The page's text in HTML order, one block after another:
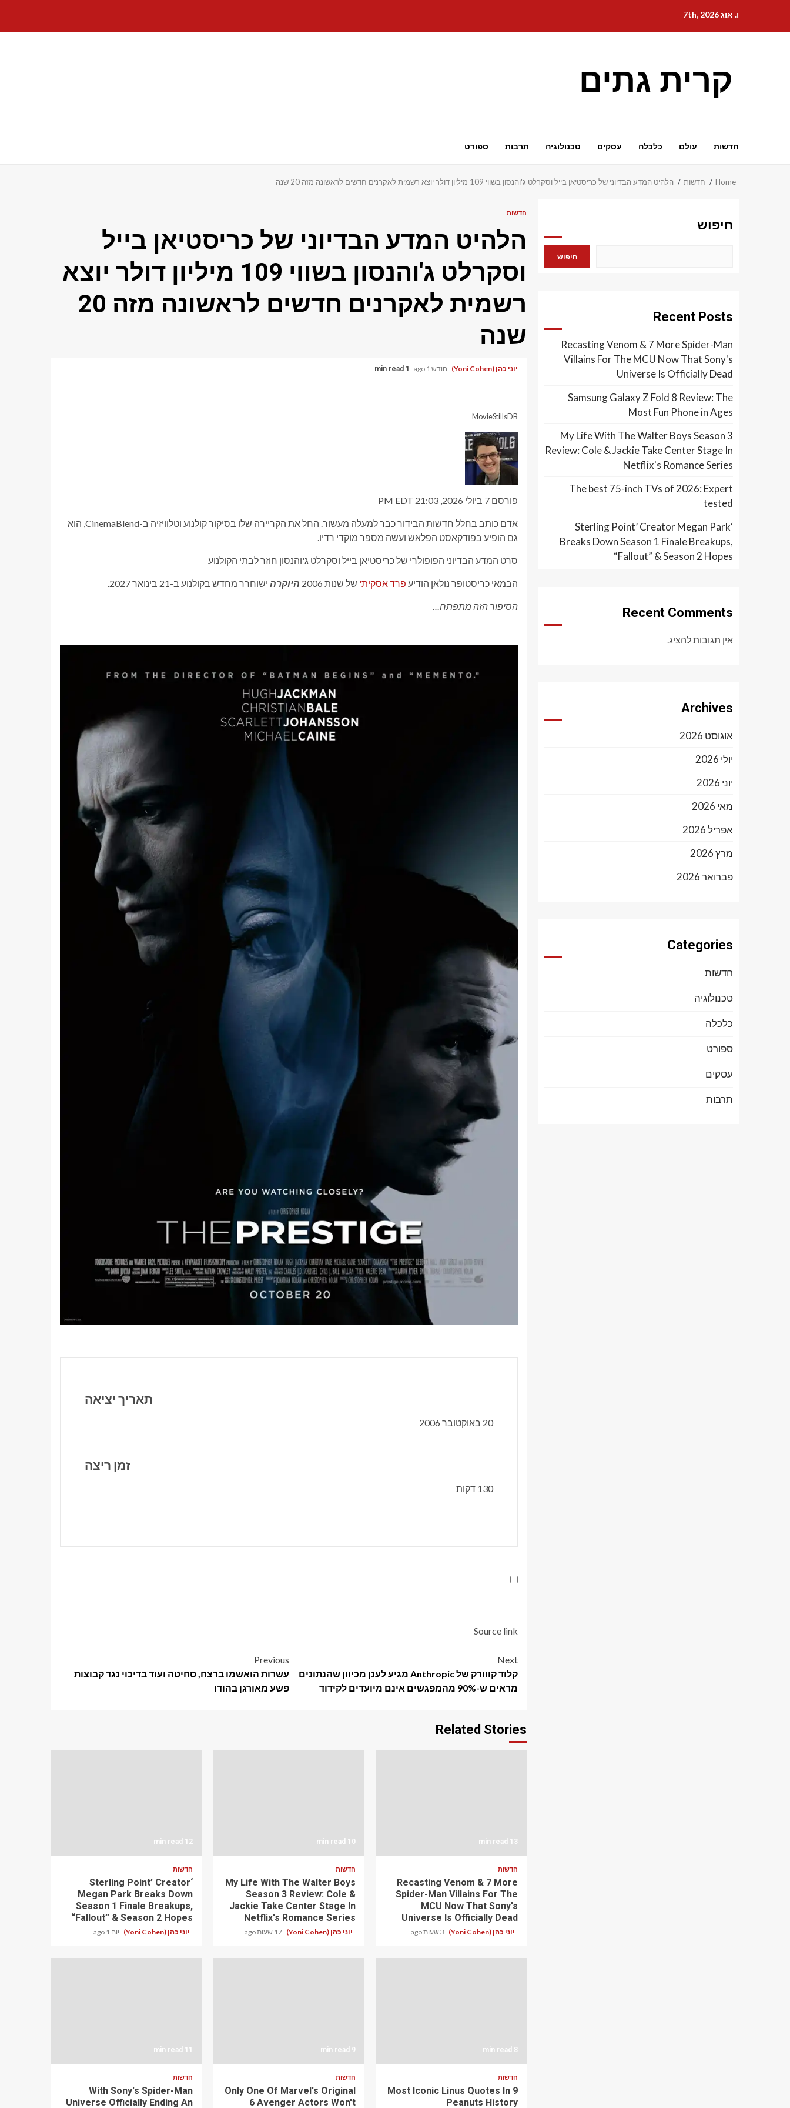
content
ו. אוג 7th, 2026
קרית גתים
חדשות עולם כלכלה עסקים טכנולוגיה תרבות ספורט
Home חדשות הלהיט המדע הבדיוני של כריסטיאן בייל וסקרלט ג'והנסון בשווי 109 מיליון דולר יוצא רשמית לאקרנים חדשים לראשונה מזה 20 שנה
חדשות
הלהיט המדע הבדיוני של כריסטיאן בייל
וסקרלט ג'והנסון בשווי 109 מיליון דולר יוצא
רשמית לאקרנים חדשים לראשונה מזה 20
שנה
יוני כהן (Yoni Cohen) חודש 1 ago 1 min read
MovieStillsDB
פורסם
אדם כותב בחלל חדשות הבידור כבר למעלה מעשור. החל את הקריירה שלו בסיקור קולנוע וטלוויזיה ב-CinemaBlend, הוא
גם הופיע בפודקאסט הפלאש ועשה מספר מוקדי רדיו.
סרט המדע הבדיוני הפופולרי של כריסטיאן בייל וסקרלט ג'והנסון חוזר לבתי הקולנוע
הבמאי כריסטופר נולאן הודיע פרד אסקית' של שנות 2006 היוקרה ישוחרר מחדש בקולנוע ב-21 בינואר 2027.
הסיפור הזה מתפתח…
תאריך יציאה
20 באוקטובר 2006
זמן ריצה
130 דקות
Source link
Post
navigation
Previous
עשרות הואשמו ברצח, סחיטה ועוד בדיכוי נגד קבוצות
פשע מאורגן בהודו
Next
קלוד קווורק של Anthropic מגיע לענן מכיוון שהנתונים
מראים ש-90% מהמפגשים אינם מיועדים לקידוד
Related Stories
13 min read
חדשות
Recasting Venom & 7 More
Spider-Man Villains For The
MCU Now That Sony's
Universe Is Officially Dead
יוני כהן (Yoni Cohen) 3 שעות ago
10 min read
חדשות
My Life With The Walter Boys
Season 3 Review: Cole &
Jackie Take Center Stage In
Netflix's Romance Series
יוני כהן (Yoni Cohen) 17 שעות ago
12 min read
חדשות
‘Sterling Point’ Creator
Megan Park Breaks Down
Season 1 Finale Breakups,
“Fallout” & Season 2 Hopes
יוני כהן (Yoni Cohen) יום 1 ago
8 min read
חדשות
9 Most Iconic Linus Quotes In
Peanuts History
9 min read
חדשות
Only One Of Marvel's Original
6 Avenger Actors Won't
11 min read
חדשות
With Sony's Spider-Man
Universe Officially Ending An
חיפוש
חיפוש
Recent Posts
Recasting Venom & 7 More Spider-Man
Villains For The MCU Now That Sony's
Universe Is Officially Dead
Samsung Galaxy Z Fold 8 Review: The
Most Fun Phone in Ages
My Life With The Walter Boys Season 3
Review: Cole & Jackie Take Center Stage In
Netflix's Romance Series
The best 75-inch TVs of 2026: Expert
tested
‘Sterling Point’ Creator Megan Park
Breaks Down Season 1 Finale Breakups,
“Fallout” & Season 2 Hopes
Recent Comments
אין תגובות להציג.
Archives
אוגוסט 2026
יולי 2026
יוני 2026
מאי 2026
אפריל 2026
מרץ 2026
פברואר 2026
Categories
חדשות
טכנולוגיה
כלכלה
ספורט
עסקים
תרבות